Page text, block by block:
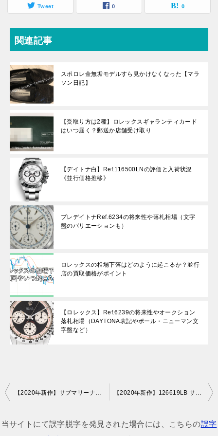
Tweet 0 0
関連記事
スポロレ金無垢モデルすら見かけなくなった【マラ
ソン日記】
【受取り方は2種】ロレックスギャランティカード
はいつ届く？郵送か店舗受け取り
【デイトナ白】Ref.116500LNの評価と入荷状況
《並行価格推移》
プレデイトナRef.6234の将来性や落札相場（文字
盤のバリエーションも）
ロレックスの相場下落はどのように起こるか？並行
店の買取価格がポイント
【ロレックス】Ref.6239の将来性やオークション
落札相場（DAYTONA表記やポール・ニューマン文
字盤など）
投
ナ
【2020年新作】サブマリーナノンデイト！Ref.124060の評価と定価 【2020年新作】126619LB サブマリーナデイトWGブルーベゼルの評価や定価
当サイトにて誤字脱字を発見された場合には、こちらの誤字